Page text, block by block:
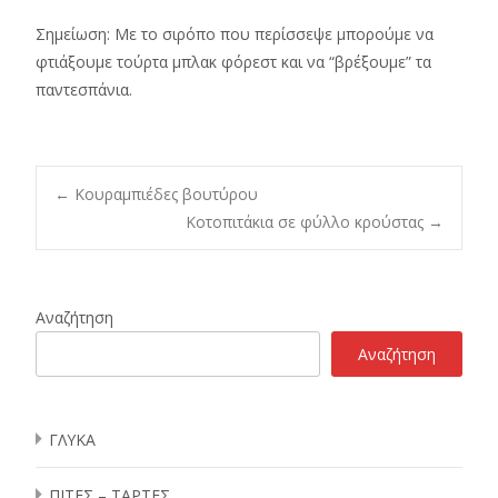
Σημείωση: Με το σιρόπο που περίσσεψε μπορούμε να
φτιάξουμε τούρτα μπλακ φόρεστ και να “βρέξουμε” τα
παντεσπάνια.
Post
← Κουραμπιέδες βουτύρου
Κοτοπιτάκια σε φύλλο κρούστας →
Αναζήτηση
Αναζήτηση
ΓΛΥΚΑ